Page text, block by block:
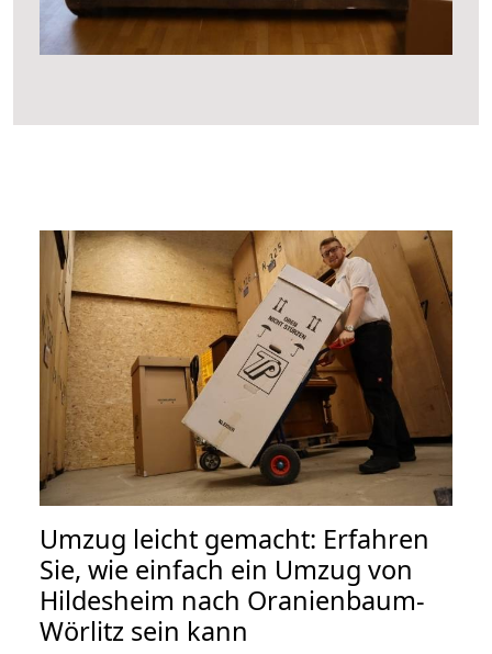
Umzug leicht gemacht: Erfahren
Sie, wie einfach ein Umzug von
Hildesheim nach Oranienbaum-
Wörlitz sein kann